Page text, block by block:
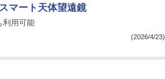
マート天体望遠鏡
利用可能
(2026/4/23)